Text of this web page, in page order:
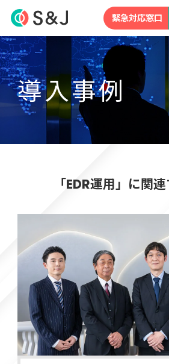
緊急対応窓口
導入事例
「EDR運用」に関